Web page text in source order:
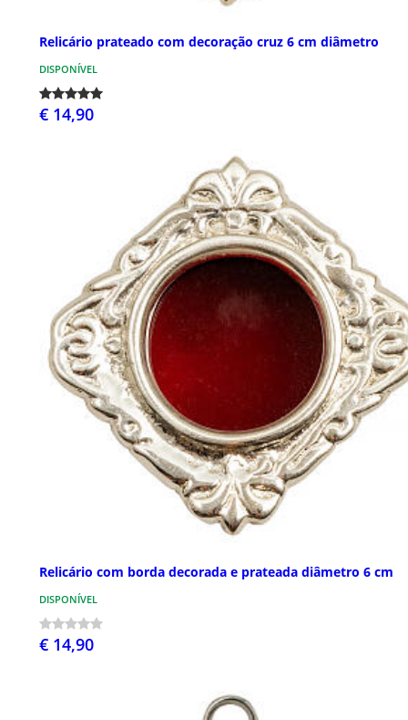
Relicário prateado com decoração cruz 6 cm diâmetro
DISPONÍVEL
€ 14,90
Relicário com borda decorada e prateada diâmetro 6 cm
DISPONÍVEL
€ 14,90